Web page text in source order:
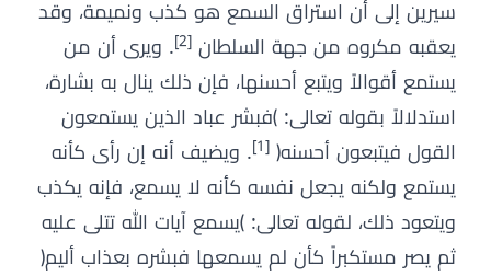
سيرين إلى أن استراق السمع هو كذب ونميمة، وقد
يعقبه مكروه من جهة السلطان [2] . ويرى أن من
يستمع أقوالاً ويتبع أحسنها، فإن ذلك ينال به بشارة،
استدلالاً بقوله تعالى: ﴾فبشر عباد الذين يستمعون
القول فيتبعون أحسنه﴿ [1] . ويضيف أنه إن رأى كأنه
يستمع ولكنه يجعل نفسه كأنه لا يسمع، فإنه يكذب
ويتعود ذلك، لقوله تعالى: ﴾يسمع آيات الله تتلى عليه
ثم يصر مستكبراً كأن لم يسمعها فبشره بعذاب أليم﴿